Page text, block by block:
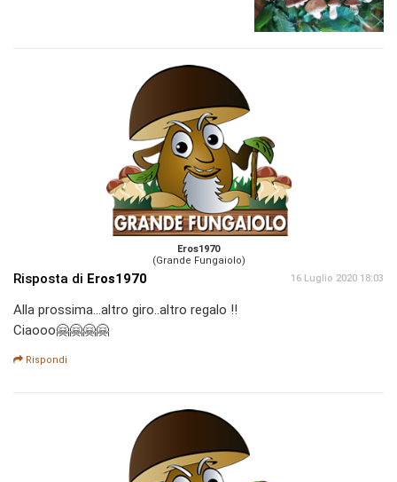
Eros1970
(Grande Fungaiolo)
Risposta di Eros1970 16 Luglio 2020 18:03
Alla prossima...altro giro..altro regalo !!
Ciaooo🤗🤗🤗🤗
Rispondi